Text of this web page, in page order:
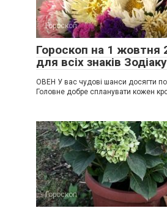
Гороскоп
Гороскоп на 1 жовтня
для всіх знаків Зодіаку
ОВЕН У вас чудові шанси досягти
Головне добре спланувати кожен
Гороскоп